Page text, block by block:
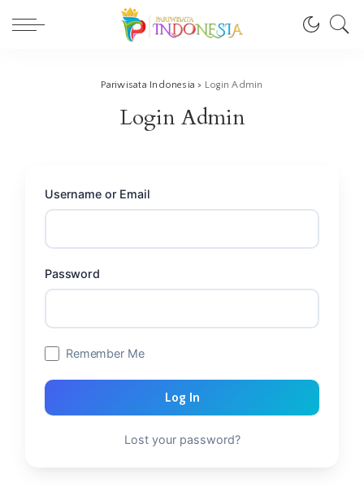
Pariwisata Indonesia > Login Admin
Login Admin
Username or Email
Password
Remember Me
Log In
Lost your password?